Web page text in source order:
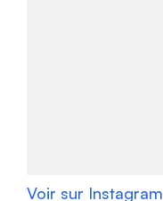
Voir sur Instagram